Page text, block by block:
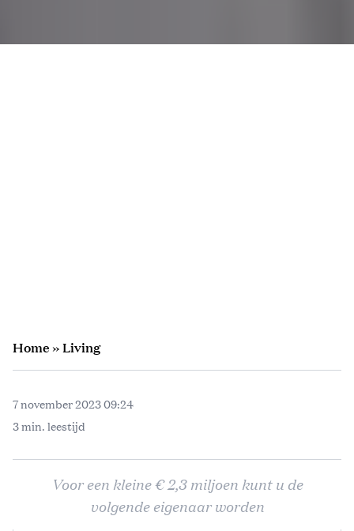
Home»Living
7 november 2023 09:24
3 min. leestijd
Voor een kleine € 2,3 miljoen kunt u de
volgende eigenaar worden